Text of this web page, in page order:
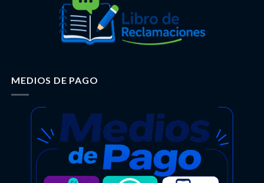
MEDIOS DE PAGO